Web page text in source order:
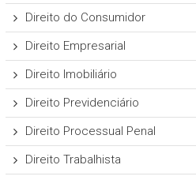
Direito do Consumidor
Direito Empresarial
Direito Imobiliário
Direito Previdenciário
Direito Processual Penal
Direito Trabalhista